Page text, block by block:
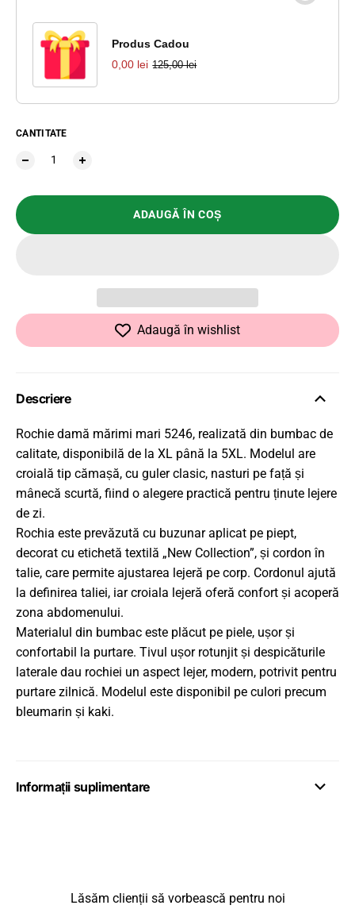
Produs Cadou
0,00 lei 125,00 lei
CANTITATE
ADAUGĂ ÎN COȘ
Adaugă în wishlist
Descriere
Rochie damă mărimi mari 5246, realizată din bumbac de
calitate, disponibilă de la XL până la 5XL. Modelul are
croială tip cămașă, cu guler clasic, nasturi pe față și
mânecă scurtă, fiind o alegere practică pentru ținute lejere
de zi.
Rochia este prevăzută cu buzunar aplicat pe piept,
decorat cu etichetă textilă „New Collection”, și cordon în
talie, care permite ajustarea lejeră pe corp. Cordonul ajută
la definirea taliei, iar croiala lejeră oferă confort și acoperă
zona abdomenului.
Materialul din bumbac este plăcut pe piele, ușor și
confortabil la purtare. Tivul ușor rotunjit și despicăturile
laterale dau rochiei un aspect lejer, modern, potrivit pentru
purtare zilnică. Modelul este disponibil pe culori precum
bleumarin și kaki.
Informații suplimentare
Lăsăm clienții să vorbească pentru noi